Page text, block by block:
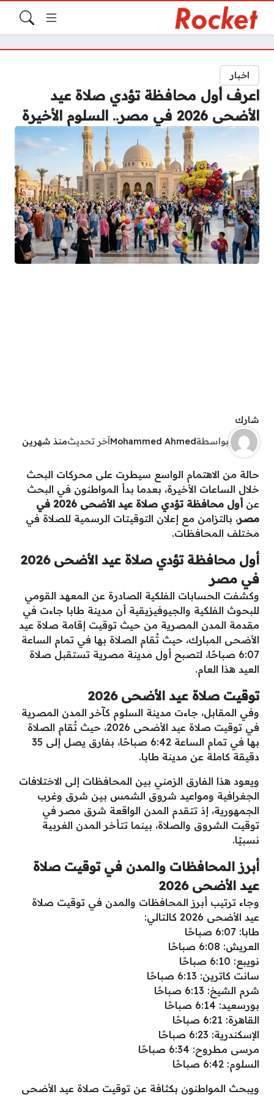
اخبار
اعرف أول محافظة تؤدي صلاة عيد
الأضحى 2026 في مصر.. السلوم الأخيرة
شارك
بواسطةMohammed Ahmed آخر تحديثمنذ شهرين
حالة من الاهتمام الواسع سيطرت على محركات البحث
خلال الساعات الأخيرة، بعدما بدأ المواطنون في البحث
عن
أول محافظة تؤدي صلاة عيد الأضحى 2026 في
مصر، بالتزامن مع إعلان التوقيتات الرسمية للصلاة في
مختلف المحافظات.
أول محافظة تؤدي صلاة عيد الأضحى 2026
في مصر
وكشفت الحسابات الفلكية الصادرة عن المعهد القومي
للبحوث الفلكية والجيوفيزيقية أن مدينة طابا جاءت في
مقدمة المدن المصرية من حيث توقيت إقامة صلاة عيد
الأضحى المبارك، حيث تُقام الصلاة بها في تمام الساعة
6:07 صباحًا، لتصبح أول مدينة مصرية تستقبل صلاة
العيد هذا العام.
توقيت صلاة عيد الأضحى 2026
وفي المقابل، جاءت مدينة السلوم كآخر المدن المصرية
في توقيت صلاة عيد الأضحى 2026، حيث تُقام الصلاة
بها في تمام الساعة 6:42 صباحًا، بفارق يصل إلى 35
دقيقة كاملة عن مدينة طابا.
ويعود هذا الفارق الزمني بين المحافظات إلى الاختلافات
الجغرافية ومواعيد شروق الشمس بين شرق وغرب
الجمهورية، إذ تتقدم المدن الواقعة شرق مصر في
توقيت الشروق والصلاة، بينما تتأخر المدن الغربية
نسبيًا.
أبرز المحافظات والمدن في توقيت صلاة
عيد الأضحى 2026
وجاء ترتيب أبرز المحافظات والمدن في توقيت صلاة
عيد الأضحى 2026 كالتالي:
طابا: 6:07 صباحًا
العريش: 6:08 صباحًا
نويبع: 6:10 صباحًا
سانت كاترين: 6:13 صباحًا
شرم الشيخ: 6:13 صباحًا
بورسعيد: 6:14 صباحًا
القاهرة: 6:21 صباحًا
الإسكندرية: 6:23 صباحًا
مرسى مطروح: 6:34 صباحًا
السلوم: 6:42 صباحًا
ويبحث المواطنون بكثافة عن توقيت صلاة عيد الأضحى